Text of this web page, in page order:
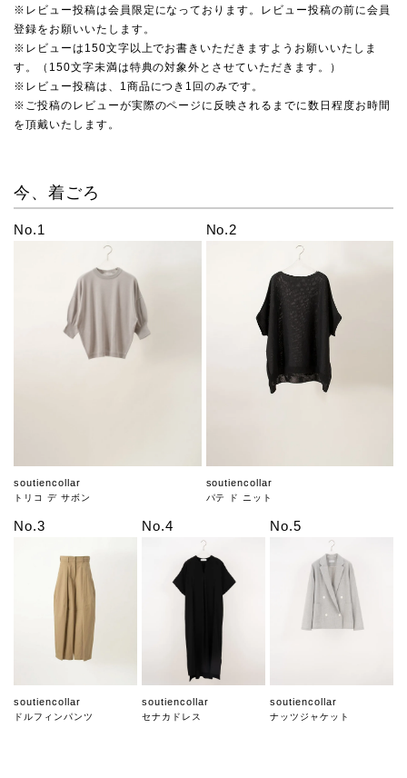
※レビュー投稿は会員限定になっております。レビュー投稿の前に会員
登録をお願いいたします。
※レビューは150文字以上でお書きいただきますようお願いいたしま
す。（150文字未満は特典の対象外とさせていただきます。）
※レビュー投稿は、1商品につき1回のみです。
※ご投稿のレビューが実際のページに反映されるまでに数日程度お時間
を頂戴いたします。
今、着ごろ
No.1
soutiencollar
トリコ デ サボン
No.2
soutiencollar
パテ ド ニット
No.3
soutiencollar
ドルフィンパンツ
No.4
soutiencollar
セナカドレス
No.5
soutiencollar
ナッツジャケット